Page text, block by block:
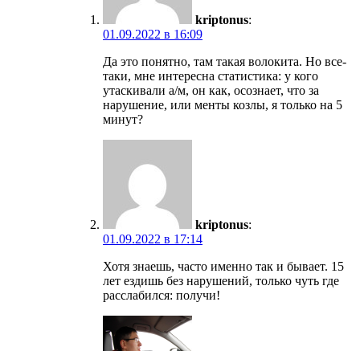
kriptonus:
01.09.2022 в 16:09
Да это понятно, там такая волокита. Но все-
таки, мне интересна статистика: у кого
утаскивали а/м, он как, осознает, что за
нарушение, или менты козлы, я только на 5
минут?
kriptonus:
01.09.2022 в 17:14
Хотя знаешь, часто именно так и бывает. 15
лет ездишь без нарушений, только чуть где
расслабился: получи!